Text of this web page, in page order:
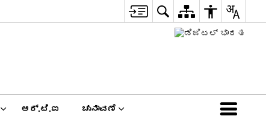
ಆರ್.ಟಿ.ಐ ಚುನಾವಣೆ